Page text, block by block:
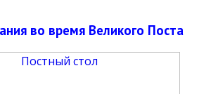
во время Великого Поста